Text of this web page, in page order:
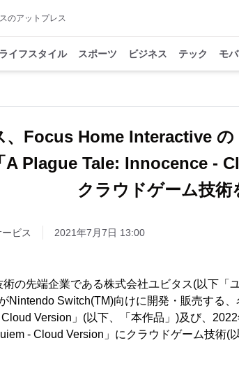
のアットプレス
ライフスタイル スポーツ ビジネス テック モ
、Focus Home Interactive
A Plague Tale: Innocence -
クラウドゲーム技術
ビス 2021年7月7日 13:00
術の先端企業である株式会社ユビタス(以下「
Nintendo Switch(TM)向けに開発・販売する
Version」(以下、「本作品」)及び、
- Cloud Version」にクラウドゲーム技術(